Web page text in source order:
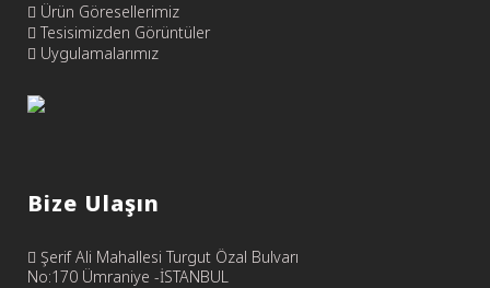
Ürün Göresellerimiz
Tesisimizden Görüntüler
Uygulamalarımız
Bize Ulaşın
Şerif Ali Mahallesi Turgut Özal Bulvarı
No:170 Ümraniye -İSTANBUL